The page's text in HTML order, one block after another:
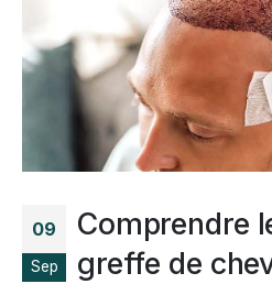
09
Sep
Comprendre
greffe de